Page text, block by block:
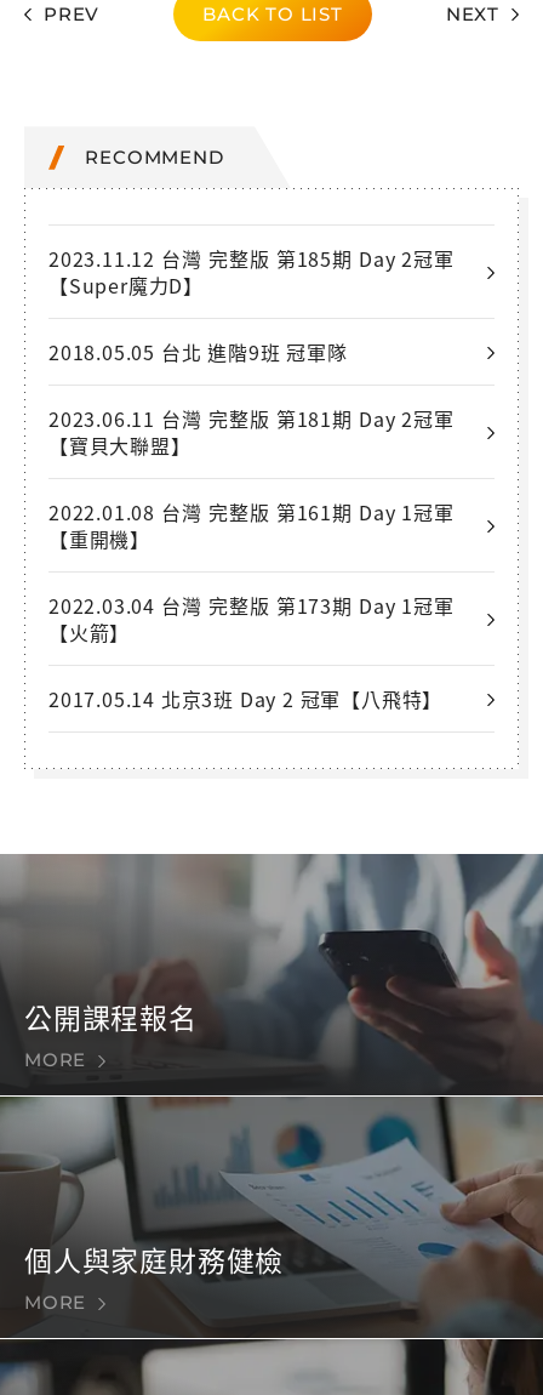
PREV BACK TO LIST NEXT
RECOMMEND
2023.11.12 台灣 完整版 第185期 Day 2冠軍
【Super魔力D】
2018.05.05 台北 進階9班 冠軍隊
2023.06.11 台灣 完整版 第181期 Day 2冠軍
【寶貝大聯盟】
2022.01.08 台灣 完整版 第161期 Day 1冠軍
【重開機】
2022.03.04 台灣 完整版 第173期 Day 1冠軍
【火箭】
2017.05.14 北京3班 Day 2 冠軍【八飛特】
公開課程報名
MORE
個人與家庭財務健檢
MORE